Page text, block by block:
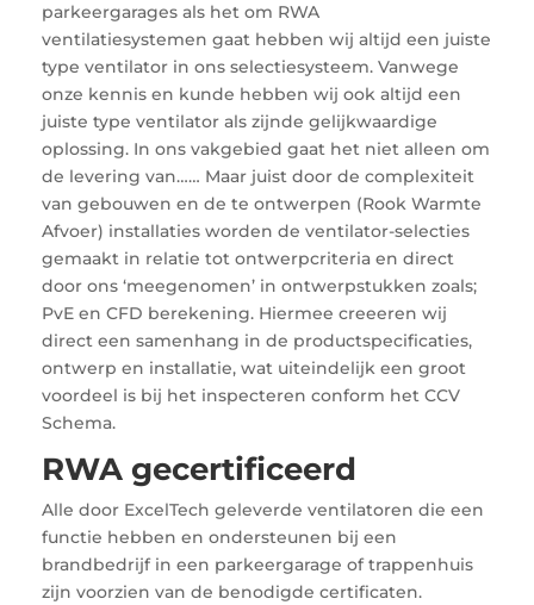
parkeergarages als het om RWA
ventilatiesystemen gaat hebben wij altijd een juiste
type ventilator in ons selectiesysteem. Vanwege
onze kennis en kunde hebben wij ook altijd een
juiste type ventilator als zijnde gelijkwaardige
oplossing. In ons vakgebied gaat het niet alleen om
de levering van…… Maar juist door de complexiteit
van gebouwen en de te ontwerpen (Rook Warmte
Afvoer) installaties worden de ventilator-selecties
gemaakt in relatie tot ontwerpcriteria en direct
door ons ‘meegenomen’ in ontwerpstukken zoals;
PvE en CFD berekening. Hiermee creeeren wij
direct een samenhang in de productspecificaties,
ontwerp en installatie, wat uiteindelijk een groot
voordeel is bij het inspecteren conform het CCV
Schema.
RWA gecertificeerd
Alle door ExcelTech geleverde ventilatoren die een
functie hebben en ondersteunen bij een
brandbedrijf in een parkeergarage of trappenhuis
zijn voorzien van de benodigde certificaten.